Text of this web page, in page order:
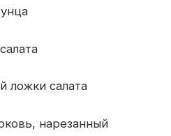
ложки салата
нарезанный